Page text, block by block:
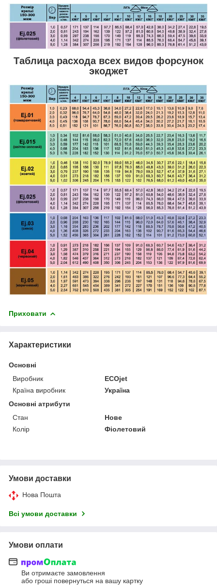
Таблица расхода всех видов форсунок
экоджет
Приховати
Характеристики
Основні
Виробник
ECOjet
Країна виробник
Україна
Основні атрибути
Стан
Нове
Колір
Фіолетовий
Умови доставки
Нова Пошта
Всі умови доставки
Умови оплати
Ви отримаєте замовлення
або гроші повернуться на вашу картку